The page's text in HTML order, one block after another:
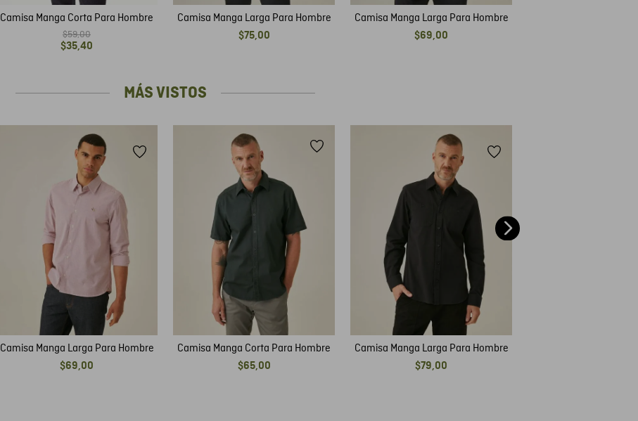
Camisa Manga Corta Para Hombre
$59,00
$35,40
Camisa Manga Larga Para Hombre
$75,00
Camisa Manga Larga Para Hombre
$69,00
MÁS VISTOS
Camisa Manga Larga Para Hombre
$69,00
Camisa Manga Corta Para Hombre
$65,00
Camisa Manga Larga Para Hombre
$79,00